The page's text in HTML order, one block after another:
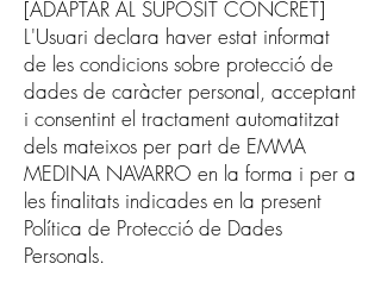
[ADAPTAR AL SUPÒSIT CONCRET]
L'Usuari declara haver estat informat
de les condicions sobre protecció de
dades de caràcter personal, acceptant
i consentint el tractament automatitzat
dels mateixos per part de EMMA
MEDINA NAVARRO en la forma i per a
les finalitats indicades en la present
Política de Protecció de Dades
Personals.